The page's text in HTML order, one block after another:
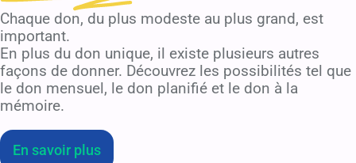
Chaque don, du plus modeste au plus grand, est
important.
En plus du don unique, il existe plusieurs autres
façons de donner. Découvrez les possibilités tel que
le don mensuel, le don planifié et le don à la
mémoire.
En savoir plus